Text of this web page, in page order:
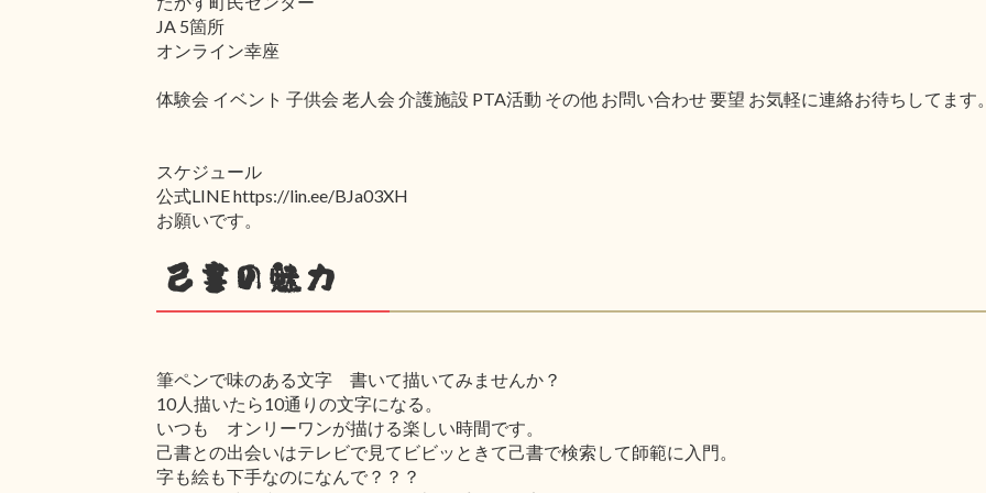
JA 5箇所
オンライン幸座
体験会 イベント 子供会 老人会 介護施設 PTA活動 その他 お問い合わせ 要望 お気軽に連絡お待ちしてます
スケジュール
公式LINE https://lin.ee/BJa03XH
お願いです。
己書の魅力
筆ペンで味のある文字 書いて描いてみませんか？
10人描いたら10通りの文字になる。
いつも オンリーワンが描ける楽しい時間です。
己書との出会いはテレビで見てビビッときて己書で検索して師範に入門。
字も絵も下手なのになんで？？？